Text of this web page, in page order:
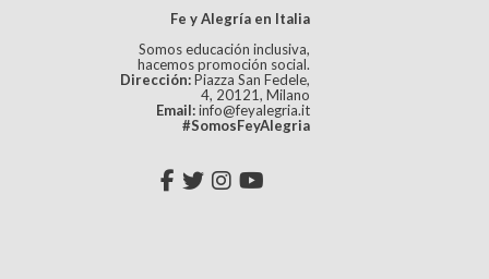
Fe y Alegría en Italia
Somos educación inclusiva,
hacemos promoción social.
Dirección:Piazza San Fedele,
4, 20121, Milano
Email:info@feyalegria.it
#SomosFeyAlegria